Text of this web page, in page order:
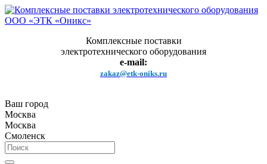
Комплексные поставки
электротехнического оборудования
e-mail:
zakaz@etk-oniks.ru
Ваш город
Москва
Москва
Смоленск